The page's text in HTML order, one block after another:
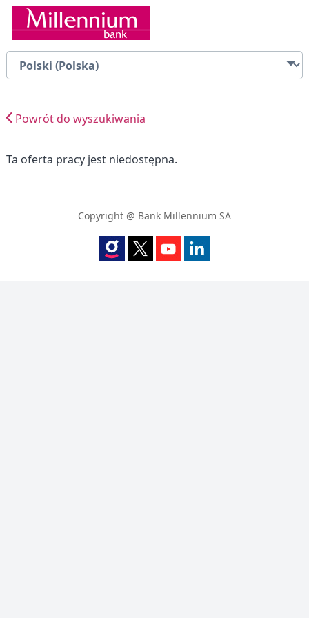
Powrót do wyszukiwania
Ta oferta pracy jest niedostępna.
Copyright @ Bank Millennium SA